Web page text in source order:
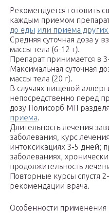
Рекомендуется готовить
каждым приемом
до еды или приема других
Средняя суточная доза у
массы тела (6-12 г).
Препарат принимается в
Максимальная суточная
массы тела (20 г).
В случаях пищевой
непосредственно перед
дозу Полисорб МП
приема.
Длительность лечения
заболевания, курс
интоксикациях 3-5 дней;
заболеваниях,
продолжительность
Повторные курсы спустя
рекомендации врача.
Особенности применения